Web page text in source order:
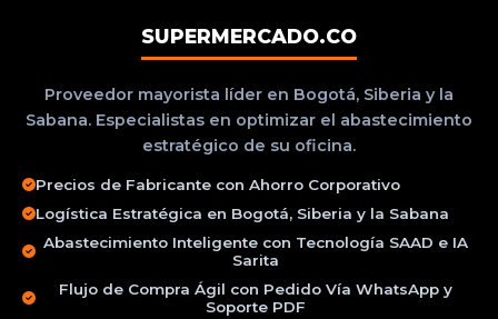
SUPERMERCADO.CO
Proveedor mayorista líder en Bogotá, Siberia y la
Sabana. Especialistas en optimizar el abastecimiento
estratégico de su oficina.
Precios de Fabricante con Ahorro Corporativo
Logística Estratégica en Bogotá, Siberia y la Sabana
Abastecimiento Inteligente con Tecnología SAAD e IA
Sarita
Flujo de Compra Ágil con Pedido Vía WhatsApp y
Soporte PDF